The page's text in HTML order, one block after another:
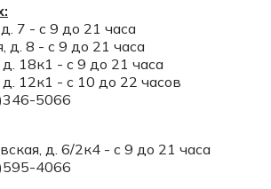
7 - с 9 до 21 часа
д. 8 - с 9 до 21 часа
18к1 - с 9 до 21 часа
12к1 - с 10 до 22 часов
5066
д. 6/2к4 - с 9 до 21 часа
4066